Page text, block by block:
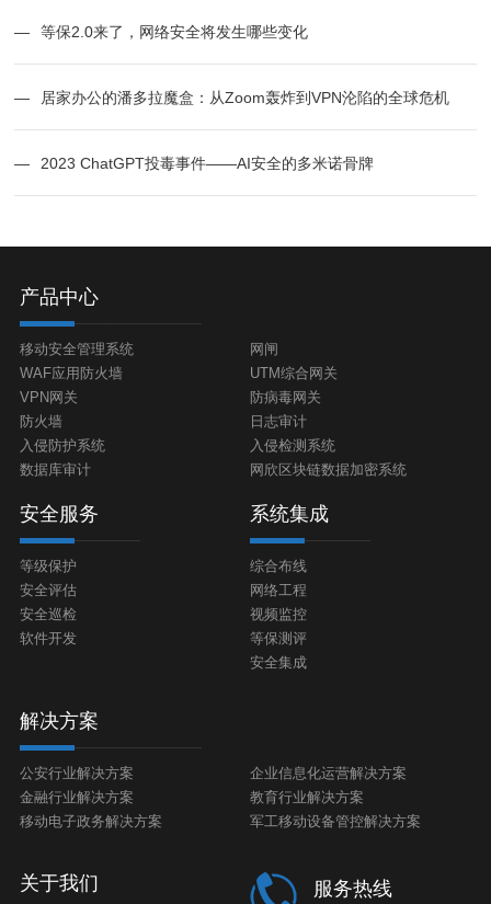
— 等保2.0来了，网络安全将发生哪些变化
— 居家办公的潘多拉魔盒：从Zoom轰炸到VPN沦陷的全球危机
— 2023 ChatGPT投毒事件——AI安全的多米诺骨牌
产品中心
移动安全管理系统
网闸
WAF应用防火墙
UTM综合网关
VPN网关
防病毒网关
防火墙
日志审计
入侵防护系统
入侵检测系统
数据库审计
网欣区块链数据加密系统
安全服务
等级保护
安全评估
安全巡检
软件开发
系统集成
综合布线
网络工程
视频监控
等保测评
安全集成
解决方案
公安行业解决方案
企业信息化运营解决方案
金融行业解决方案
教育行业解决方案
移动电子政务解决方案
军工移动设备管控解决方案
关于我们 服务热线